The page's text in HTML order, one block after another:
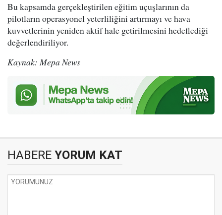
Bu kapsamda gerçekleştirilen eğitim uçuşlarının da
pilotların operasyonel yeterliliğini artırmayı ve hava
kuvvetlerinin yeniden aktif hale getirilmesini hedeflediği
değerlendiriliyor.
Kaynak: Mepa News
HABERE YORUM KAT